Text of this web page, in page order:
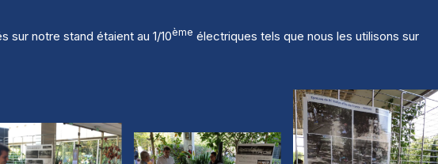
sur notre stand étaient au 1/10ème électriques tels que nous les utilisons sur